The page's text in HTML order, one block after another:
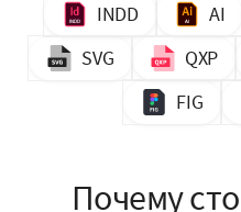
INDD AI
SVG
QXP
FIG
Почему